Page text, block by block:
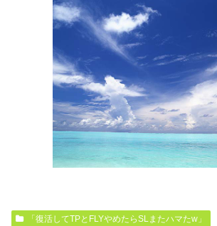
「復活してTPとFLYやめたらSLまたハマたw」